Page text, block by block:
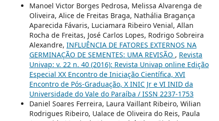
Manoel Victor Borges Pedrosa, Melissa Alvarenga de
Oliveira, Alice de Freitas Braga, Nathália Bragança
Aparecida Fávaris, Luciamara Ribeiro Venial, Allan
Rocha de Freitas, José Carlos Lopes, Rodrigo Sobreira
Alexandre, INFLUÊNCIA DE FATORES EXTERNOS NA
GERMINAÇÃO DE SEMENTES: UMA REVISÃO , Revista
Univap: v. 22 n. 40 (2016): Revista Univap online Edição
Especial XX Encontro de Iniciação Científica, XVI
Encontro de Pós-Graduação, X INIC Jr e VI INID da
Universidade do Vale do Paraíba / ISSN 2237-1753
Daniel Soares Ferreira, Laura Vaillant Ribeiro, Wilian
Rodrigues Ribeiro, Ualace de Oliveira do Reis, Paula